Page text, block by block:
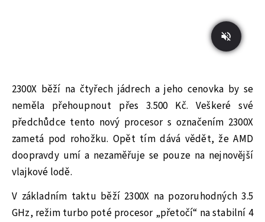
2300X běží na čtyřech jádrech a jeho cenovka by se
neměla přehoupnout přes 3.500 Kč. Veškeré své
předchůdce tento nový procesor s označením 2300X
zametá pod rohožku. Opět tím dává vědět, že AMD
doopravdy umí a nezaměřuje se pouze na nejnovější
vlajkové lodě.
V základním taktu běží 2300X na pozoruhodných 3.5
GHz, režim turbo poté procesor „přetočí“ na stabilní 4